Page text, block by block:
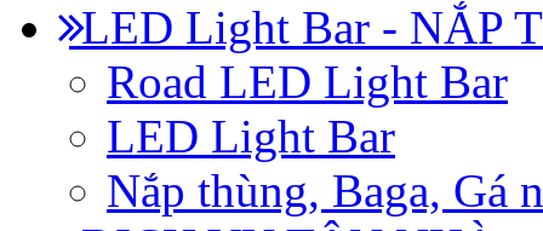
LED Light Bar - NẮP
Road LED Light Bar
LED Light Bar
Nắp thùng, Baga, Gá